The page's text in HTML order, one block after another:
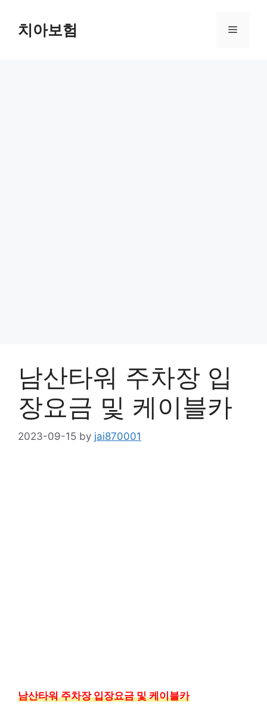
content치아보험 Menu
남산타워 주차장 입
장요금 및 케이블카
2023-09-15 by jai870001
남산타워 주차장 입장요금 및 케이블카